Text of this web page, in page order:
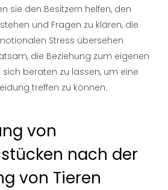
sie den Besitzern helfen, den
und Fragen zu klären, die
Stress übersehen
die Beziehung zum eigenen
sich beraten zu lassen, um eine
treffen zu können.
von
nach der
von Tieren